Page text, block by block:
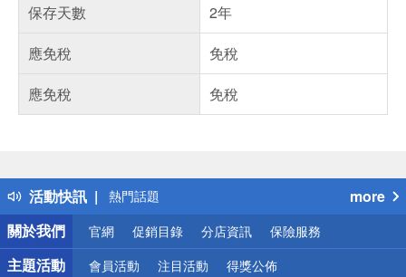
保存天數
2年
應免稅
免稅
應免稅
免稅
活動快訊
得獎公告
熱門話題
銀行優惠
偏遠地區配送
詐騙網頁！請小心！
more
關於我們
官網 促銷目錄 分店資訊 保險服務
主題活動 會員活動 注目活動 得獎公佈